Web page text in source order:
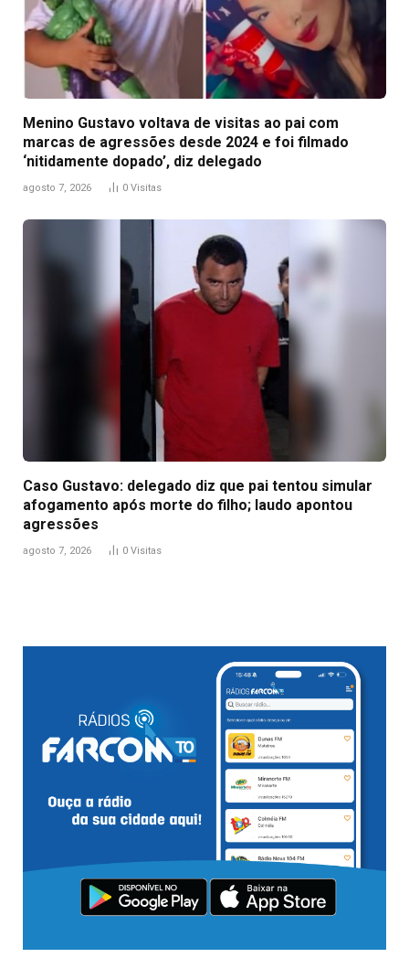
Menino Gustavo voltava de visitas ao pai com
marcas de agressões desde 2024 e foi filmado
‘nitidamente dopado’, diz delegado
agosto 7, 2026 0 Visitas
Caso Gustavo: delegado diz que pai tentou simular
afogamento após morte do filho; laudo apontou
agressões
agosto 7, 2026 0 Visitas